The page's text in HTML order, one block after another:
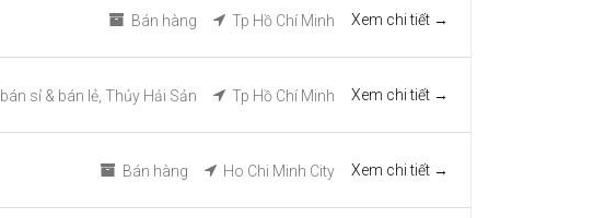
Bán hàng Tp Hồ Chí Minh Xem chi tiết
bán sỉ & bán lẻ Thủy Hải Sản Tp Hồ Chí Minh Xem chi tiết
Bán hàng Ho Chi Minh City Xem chi tiết